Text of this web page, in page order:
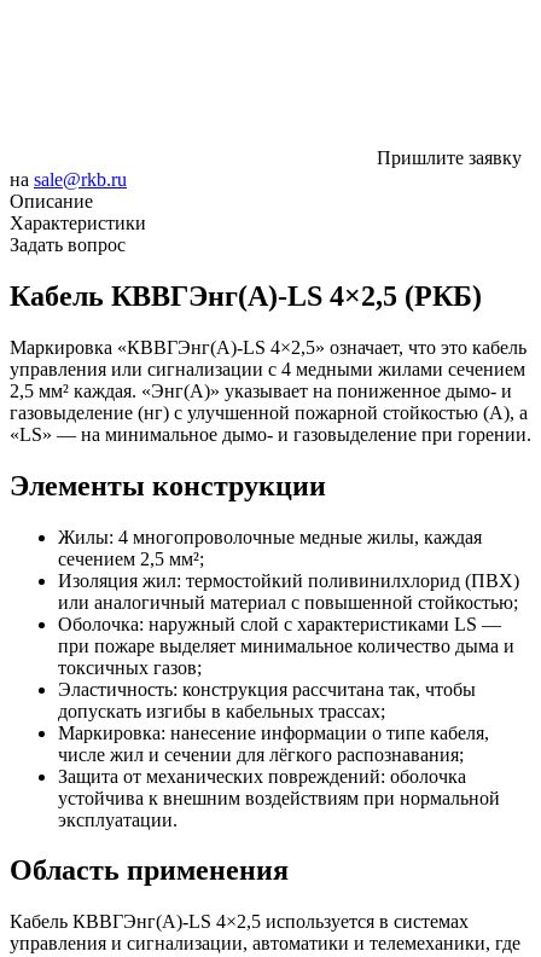
Пришлите заявку
на sale@rkb.ru
Описание
Характеристики
Задать вопрос
Кабель КВВГЭнг(А)-LS 4×2,5 (РКБ)
Маркировка «КВВГЭнг(А)-LS 4×2,5» означает, что это кабель
управления или сигнализации с 4 медными жилами сечением
2,5 мм² каждая. «Энг(А)» указывает на пониженное дымо- и
газовыделение (нг) с улучшенной пожарной стойкостью (А), а
«LS» — на минимальное дымо- и газовыделение при горении.
Элементы конструкции
Жилы: 4 многопроволочные медные жилы, каждая
сечением 2,5 мм²;
Изоляция жил: термостойкий поливинилхлорид (ПВХ)
или аналогичный материал с повышенной стойкостью;
Оболочка: наружный слой с характеристиками LS —
при пожаре выделяет минимальное количество дыма и
токсичных газов;
Эластичность: конструкция рассчитана так, чтобы
допускать изгибы в кабельных трассах;
Маркировка: нанесение информации о типе кабеля,
числе жил и сечении для лёгкого распознавания;
Защита от механических повреждений: оболочка
устойчива к внешним воздействиям при нормальной
эксплуатации.
Область применения
Кабель КВВГЭнг(А)-LS 4×2,5 используется в системах
управления и сигнализации, автоматики и телемеханики, где